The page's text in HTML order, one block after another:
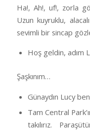
Ha!, Ah!, uf!, zorla
Uzun kuyruklu,
sevimli bir sincap
Hoş geldin, adım
Şaşkınım…
Günaydın Lucy
Tam Central
takılırız.